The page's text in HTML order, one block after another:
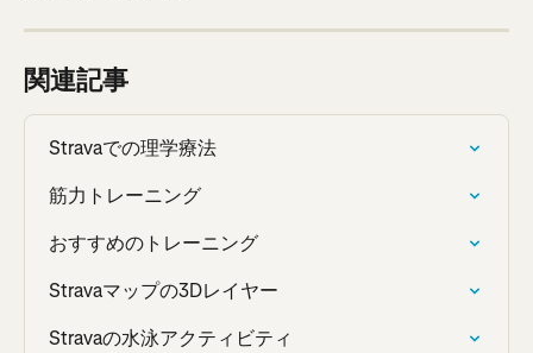
関連記事
Stravaでの理学療法
筋力トレーニング
おすすめのトレーニング
Stravaマップの3Dレイヤー
Stravaの水泳アクティビティ